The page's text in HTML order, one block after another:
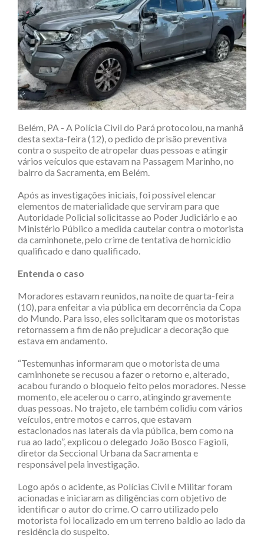
Belém, PA - A Polícia Civil do Pará protocolou, na manhã
desta sexta-feira (12), o pedido de prisão preventiva
contra o suspeito de atropelar duas pessoas e atingir
vários veículos que estavam na Passagem Marinho, no
bairro da Sacramenta, em Belém.
Após as investigações iniciais, foi possível elencar
elementos de materialidade que serviram para que
Autoridade Policial solicitasse ao Poder Judiciário e ao
Ministério Público a medida cautelar contra o motorista
da caminhonete, pelo crime de tentativa de homicídio
qualificado e dano qualificado.
Entenda o caso
Moradores estavam reunidos, na noite de quarta-feira
(10), para enfeitar a via pública em decorrência da Copa
do Mundo. Para isso, eles solicitaram que os motoristas
retornassem a fim de não prejudicar a decoração que
estava em andamento.
“Testemunhas informaram que o motorista de uma
caminhonete se recusou a fazer o retorno e, alterado,
acabou furando o bloqueio feito pelos moradores. Nesse
momento, ele acelerou o carro, atingindo gravemente
duas pessoas. No trajeto, ele também colidiu com vários
veículos, entre motos e carros, que estavam
estacionados nas laterais da via pública, bem como na
rua ao lado”, explicou o delegado João Bosco Fagioli,
diretor da Seccional Urbana da Sacramenta e
responsável pela investigação.
Logo após o acidente, as Polícias Civil e Militar foram
acionadas e iniciaram as diligências com objetivo de
identificar o autor do crime. O carro utilizado pelo
motorista foi localizado em um terreno baldio ao lado da
residência do suspeito.